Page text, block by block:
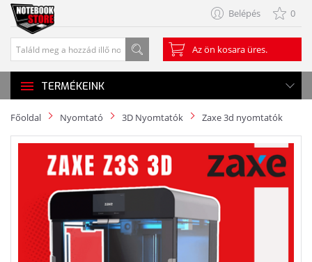
Belépés 0
Az ön kosara üres.
TERMÉKEINK
Főoldal Nyomtató 3D Nyomtatók Zaxe 3d nyomtatók